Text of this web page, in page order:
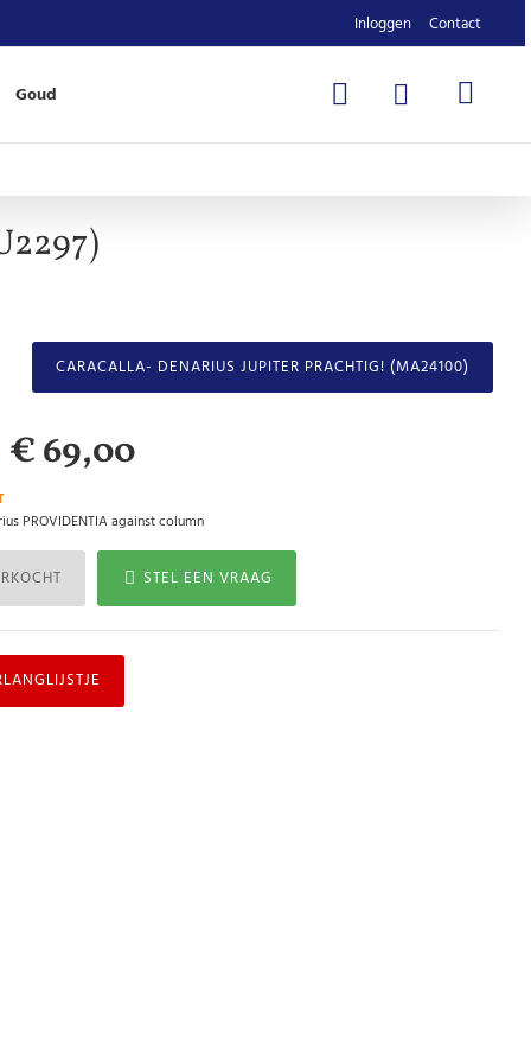
Inloggen Contact
Goud
CARACALLA- DENARIUS JUPITER PRACHTIG! (MA24100)
PROVIDENTIA against column
€ 69,00
STEL EEN VRAAG